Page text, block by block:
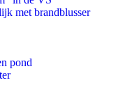
met brandblusser
pond